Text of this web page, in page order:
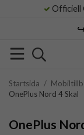
Officiell
Startsida /
OnePlus Nord 4 Skal
OnePlus